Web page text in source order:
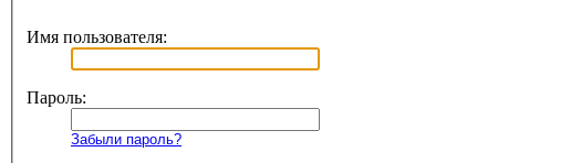
Имя пользователя:
Пароль:
Забыли пароль?